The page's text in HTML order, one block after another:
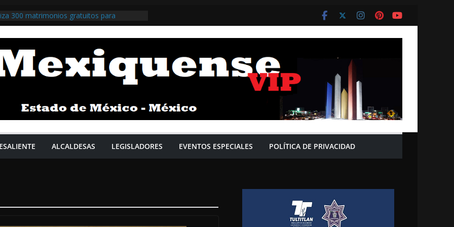
300 matrimonios gratuitos para
/ @isaacsolar @GobNau >>>
impulsa apoyos gratuitos y el
Familiar / @Pedro_RVillegas
/ @Claudiashein @GobiernoMX >>>
para talleres y polvorines buscan
ALCALDESAS LEGISLADORES EVENTOS ESPECIALES POLÍTICA DE PRIVACIDAD